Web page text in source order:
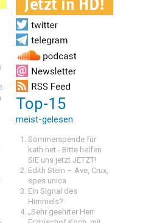
Top-15
meist-gelesen
Sommerspende für
kath.net - Bitte helfen
SIE uns jetzt JETZT!
Edith Stein – Ave, Crux,
spes unica
Ein Signal des
Himmels?
„Sehr geehrter Herr